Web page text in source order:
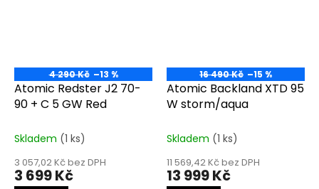
4 290 Kč –13 %
Atomic Redster J2 70-
90 + C 5 GW Red
Skladem (1 ks)
3 057,02 Kč bez DPH
3 699 Kč
16 490 Kč –15 %
Atomic Backland XTD 95
W storm/aqua
Skladem (1 ks)
11 569,42 Kč bez DPH
13 999 Kč